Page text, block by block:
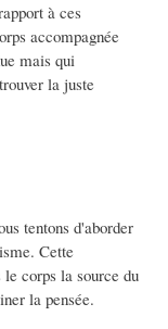
à ces
accompagnée
mais qui
la juste
tentons d'aborder
Cette
corps la source du
la pensée.